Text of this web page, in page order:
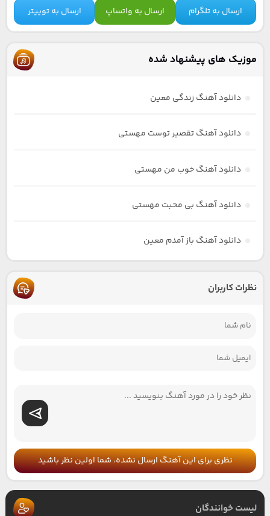
ارسال به تلگرام ارسال به واتساپ ارسال به توییتر
موزیک های پیشنهاد شده
دانلود آهنگ زندگی معین
دانلود آهنگ تقصیر توست مهستی
دانلود آهنگ خوب من مهستی
دانلود آهنگ بی محبت مهستی
دانلود آهنگ باز آمدم معین
نظرات کاربران
نظری برای این آهنگ ارسال نشده، شما اولین نظر باشید
لیست خوانندگان